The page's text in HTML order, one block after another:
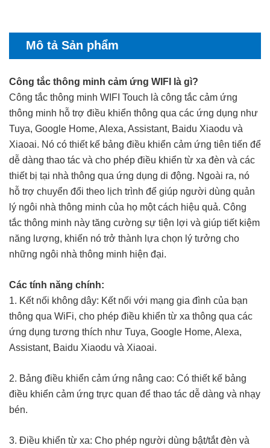
Mô tả Sản phẩm
Công tắc thông minh cảm ứng WIFI là gì?
Công tắc thông minh WIFI Touch là công tắc cảm ứng
thông minh hỗ trợ điều khiển thông qua các ứng dụng như
Tuya, Google Home, Alexa, Assistant, Baidu Xiaodu và
Xiaoai. Nó có thiết kế bảng điều khiển cảm ứng tiên tiến để
dễ dàng thao tác và cho phép điều khiển từ xa đèn và các
thiết bị tại nhà thông qua ứng dụng di động. Ngoài ra, nó
hỗ trợ chuyển đổi theo lịch trình để giúp người dùng quản
lý ngôi nhà thông minh của họ một cách hiệu quả. Công
tắc thông minh này tăng cường sự tiện lợi và giúp tiết kiệm
năng lượng, khiến nó trở thành lựa chọn lý tưởng cho
những ngôi nhà thông minh hiện đại.
Các tính năng chính:
1. Kết nối không dây: Kết nối với mạng gia đình của bạn
thông qua WiFi, cho phép điều khiển từ xa thông qua các
ứng dụng tương thích như Tuya, Google Home, Alexa,
Assistant, Baidu Xiaodu và Xiaoai.
2. Bảng điều khiển cảm ứng nâng cao: Có thiết kế bảng
điều khiển cảm ứng trực quan để thao tác dễ dàng và nhạy
bén.
3. Điều khiển từ xa: Cho phép người dùng bật/tắt đèn và